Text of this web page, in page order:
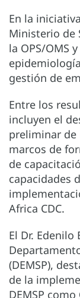
En la
Ministerio de
la OPS/OMS
gestión de
Entre los
incluyen el
preliminar
marcos de
de
capacidades
Africa CDC.
El Dr.
(DEMSP),
de la
DEMSP